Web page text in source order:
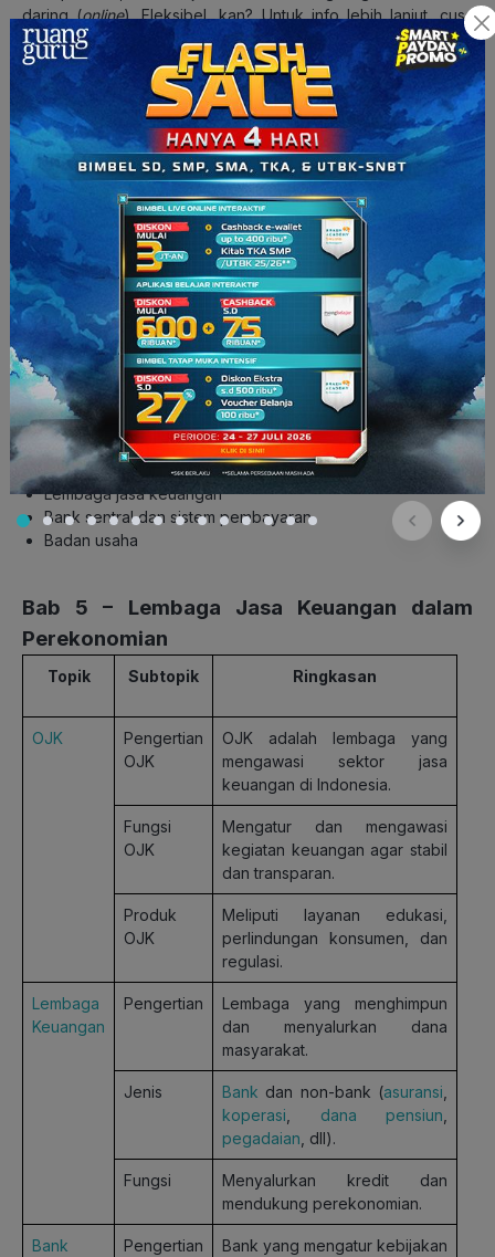
daring (online). Fleksibel, kan? Untuk info lebih lanjut, cuss
klik link berikut!
Materi Pelajaran Ekonomi Kelas 10
Semester 2 Kurikulum Merdeka
Masuk ke materi ekonomi kelas 10 semester 2, pembahasan
akan lebih fokus ke lembaga ekonomi dan sistem keuangan.
Kamu bakal belajar tentang OJK, bank, sistem pembayaran,
sampai badan usaha. Materi di semester ini meliputi:
Lembaga jasa keuangan
Bank sentral dan sistem pembayaran
Badan usaha
Bab 5 – Lembaga Jasa Keuangan dalam
Perekonomian
Topik Subtopik Ringkasan
OJK
Pengertian
OJK
OJK adalah lembaga yang
mengawasi sektor jasa
keuangan di Indonesia.
Fungsi
OJK
Mengatur dan mengawasi
kegiatan keuangan agar stabil
dan transparan.
Produk
OJK
Meliputi layanan edukasi,
perlindungan konsumen, dan
regulasi.
Lembaga
Keuangan
Pengertian
Lembaga yang menghimpun
dan menyalurkan dana
masyarakat.
Jenis Bank dan non-bank (asuransi
koperasi
dana pensiun
pegadaian , dll).
Fungsi
Menyalurkan kredit dan
mendukung perekonomian.
Bank
Pengertian
Bank yang mengatur kebijakan